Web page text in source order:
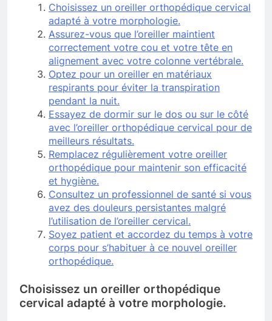
Choisissez un oreiller orthopédique cervical
adapté à votre morphologie.
Assurez-vous que l’oreiller maintient
correctement votre cou et votre tête en
alignement avec votre colonne vertébrale.
Optez pour un oreiller en matériaux
respirants pour éviter la transpiration
pendant la nuit.
Essayez de dormir sur le dos ou sur le côté
avec l’oreiller orthopédique cervical pour de
meilleurs résultats.
Remplacez régulièrement votre oreiller
orthopédique pour maintenir son efficacité
et hygiène.
Consultez un professionnel de santé si vous
avez des douleurs persistantes malgré
l’utilisation de l’oreiller cervical.
Soyez patient et accordez du temps à votre
corps pour s’habituer à ce nouvel oreiller
orthopédique.
Choisissez un oreiller orthopédique
cervical adapté à votre morphologie.